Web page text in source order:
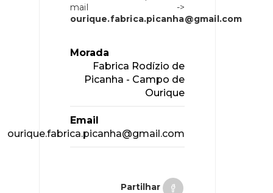
mail ->
ourique.fabrica.picanha@gmail.com
Morada
Fabrica Rodízio de
Picanha - Campo de
Ourique
Email
ourique.fabrica.picanha@gmail.com
Partilhar